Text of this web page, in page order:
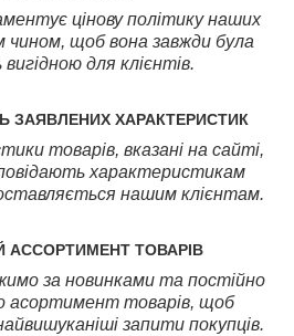
цінову політику наших
чином, щоб вона завжди була
для клієнтів.
ЗАЯВЛЕНИХ ХАРАКТЕРИСТИК
товарів, вказані на сайті,
характеристикам
нашим клієнтам.
АССОРТИМЕНТ ТОВАРІВ
за новинками та постійно
асортимент товарів, щоб
запити покупців.